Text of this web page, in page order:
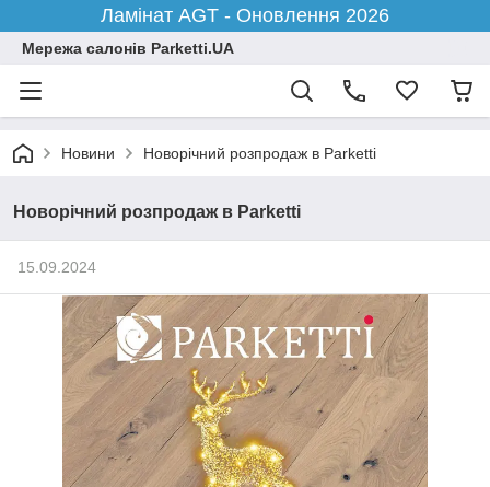
Ламінат AGT - Оновлення 2026
Мережа салонів Parketti.UA
Новини Новорічний розпродаж в Parketti
Новорічний розпродаж в Parketti
15.09.2024